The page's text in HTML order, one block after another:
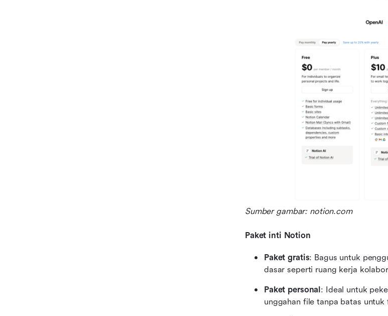
Sumber gambar: notion.com
Paket inti Notion
Paket gratis: Bagus untuk
dasar seperti ruang kerja
Paket personal: Ideal untuk
unggahan file tanpa batas